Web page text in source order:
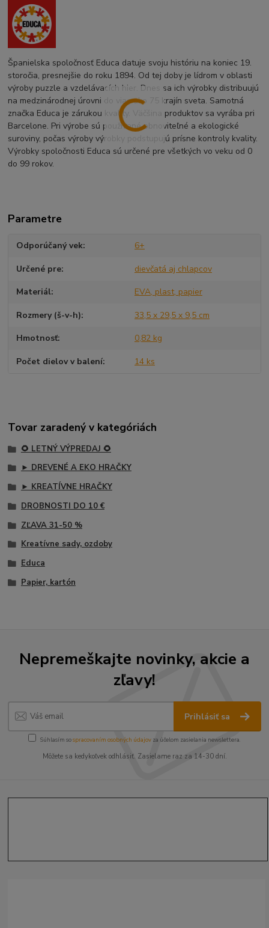
Španielska spoločnosť Educa datuje svoju históriu na koniec 19.
storočia, presnejšie do roku 1894. Od tej doby je lídrom v oblasti
výroby puzzle a vzdelávacích hier. Dnes sa ich výrobky distribuujú
na medzinárodnej úrovni do viac ako 75 krajín sveta. Samotná
značka Educa je zárukou kvality. Väčšina produktov sa vyrába pri
Barcelone. Pri výrobe sú používané obnoviteľné a ekologické
suroviny, počas výroby výrobky podstupujú prísne kontroly kvality.
Výrobky spoločnosti Educa sú určené pre všetkých vo veku od 0
do 99 rokov.
Parametre
Odporúčaný vek 6+
Určené pre dievčatá aj chlapcov
Materiál EVA, plast, papier
Rozmery (š-v-h) 33,5 x 29,5 x 9,5 cm
Hmotnosť 0,82 kg
Počet dielov v balení 14 ks
Tovar zaradený v kategóriách
🌻 LETNÝ VÝPREDAJ 🌻
► DREVENÉ A EKO HRAČKY
► KREATÍVNE HRAČKY
DROBNOSTI DO 10 €
ZĽAVA 31-50 %
Kreatívne sady, ozdoby
Educa
Papier, kartón
Nepremeškajte novinky, akcie a
zľavy!
Prihlásiť sa
Súhlasím sospracovaním osobných údajov za účelom zasielania newslettera.
Môžete sa kedykoľvek odhlásiť. Zasielame raz za 14-30 dní.